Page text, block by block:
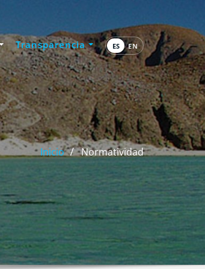
Transparencia ES EN
Inicio Normatividad